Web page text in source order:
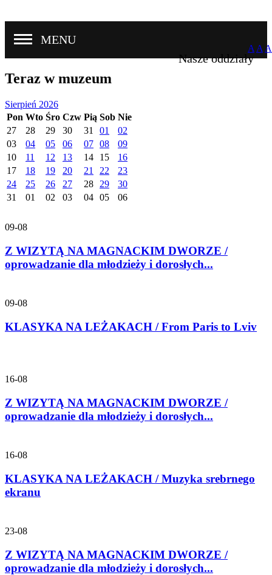
Nasze oddziały
MENU
Teraz w muzeum
Sierpień 2026
Pon Wto Śro Czw Pią Sob Nie
27
28 29 30 31 01
02
03
04 05 06 07 08
09
10
11 12 13 14 15
16
17
18 19 20 21 22
23
24
25 26 27 28 29
30
31
01 02 03 04 05 06
09-08
Z WIZYTĄ NA MAGNACKIM DWORZE /
oprowadzanie dla młodzieży i dorosłych...
09-08
KLASYKA NA LEŻAKACH / From Paris to Lviv
16-08
Z WIZYTĄ NA MAGNACKIM DWORZE /
oprowadzanie dla młodzieży i dorosłych...
16-08
KLASYKA NA LEŻAKACH / Muzyka srebrnego
ekranu
23-08
Z WIZYTĄ NA MAGNACKIM DWORZE /
oprowadzanie dla młodzieży i dorosłych...
A A A